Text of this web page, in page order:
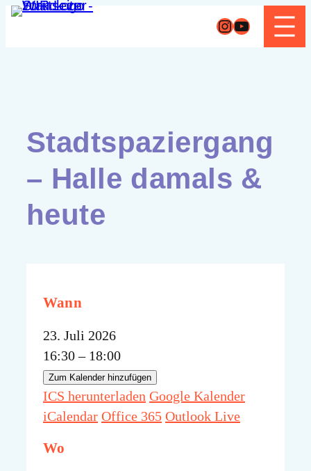
Zum
Instagram
YouTube
Stadtspaziergang
– Halle damals &
heute
Wann
23. Juli 2026
16:30 – 18:00
Zum Kalender hinzufügen
ICS herunterladen Google Kalender
iCalendar Office 365 Outlook Live
Wo